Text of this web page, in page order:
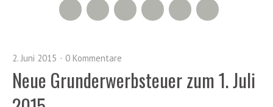
Facebook
500px
LinkedIn
Xing
RSS Feed
2. Juni 2015 0 Kommentare
Neue Grunderwerbsteuer zum 1. Juli